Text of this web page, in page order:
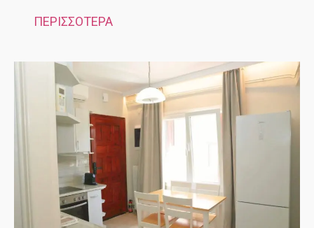
ΠΕΡΙΣΣΟΤΕΡΑ